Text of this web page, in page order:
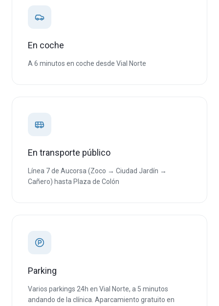
En coche
A 6 minutos en coche desde Vial Norte
En transporte público
Línea 7 de Aucorsa (Zoco → Ciudad Jardín →
Cañero) hasta Plaza de Colón
Parking
Varios parkings 24h en Vial Norte, a 5 minutos
andando de la clínica. Aparcamiento gratuito en